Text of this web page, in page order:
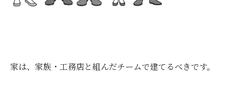
家は、家族・工務店と組んだチームで建てるべきです。